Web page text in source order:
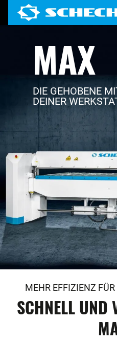
MAX
DIE GEHOBENE
DEINER
MEHR EFFIZIENZ
SCHNELL UND